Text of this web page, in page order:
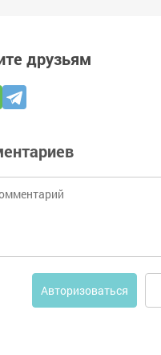
друзьям
Авторизоваться